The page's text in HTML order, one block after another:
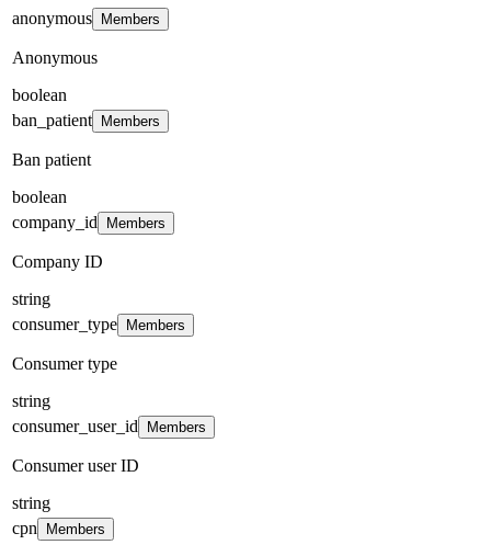
anonymous
Members
Anonymous
boolean
ban_patient
Members
Ban patient
boolean
company_id
Members
Company ID
string
consumer_type
Members
Consumer type
string
consumer_user_id
Members
Consumer user ID
string
cpn
Members